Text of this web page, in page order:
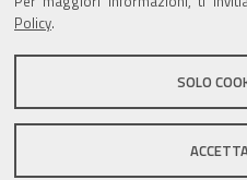
Policy.
SOLO
Sito istituzionale